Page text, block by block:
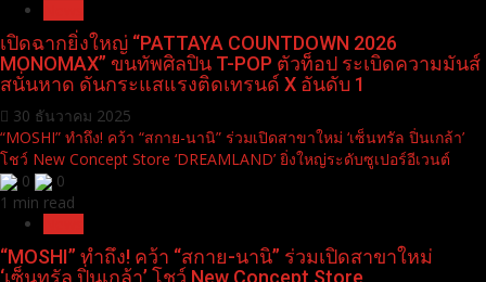
เปิดฉากยิ่งใหญ่ “PATTAYA COUNTDOWN 2026
MONOMAX” ขนทัพศิลปิน T-POP ตัวท็อป ระเบิดความมันส์
สนั่นหาด ดันกระแสแรงติดเทรนด์ X อันดับ 1
30 ธันวาคม 2025
“MOSHI” ทำถึง! คว้า “สกาย-นานิ” ร่วมเปิดสาขาใหม่ ‘เซ็นทรัล ปิ่นเกล้า’
โชว์ New Concept Store ‘DREAMLAND’ ยิ่งใหญ่ระดับซูเปอร์อีเวนต์
0
0
1 min read
“MOSHI” ทำถึง! คว้า “สกาย-นานิ” ร่วมเปิดสาขาใหม่
‘เซ็นทรัล ปิ่นเกล้า’ โชว์ New Concept Store